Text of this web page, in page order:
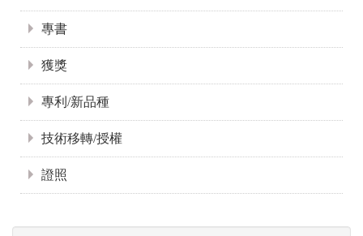
專書
獲獎
專利/新品種
技術移轉/授權
證照